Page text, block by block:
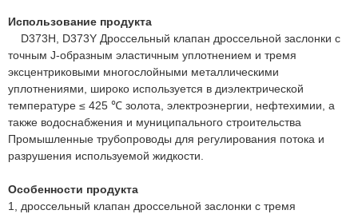
Использование продукта
D373H, D373Y Дроссельный клапан дроссельной заслонки с
точным J-образным эластичным уплотнением и тремя
эксцентриковыми многослойными металлическими
уплотнениями, широко используется в диэлектрической
температуре ≤ 425 ℃ золота, электроэнергии, нефтехимии, а
также водоснабжения и муниципального строительства
Промышленные трубопроводы для регулирования потока и
разрушения используемой жидкости.
Особенности продукта
1, дроссельный клапан дроссельной заслонки с тремя